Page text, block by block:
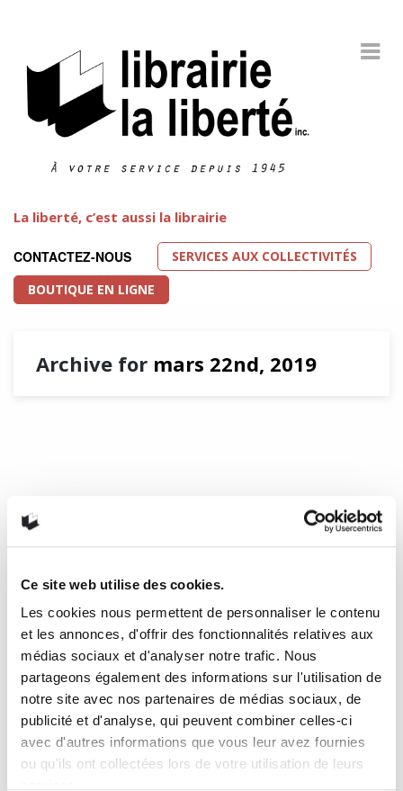
Ce site web utilise des cookies.
Les cookies nous permettent de personnaliser le contenu
et les annonces, d'offrir des fonctionnalités relatives aux
médias sociaux et d'analyser notre trafic. Nous
partageons également des informations sur l'utilisation de
notre site avec nos partenaires de médias sociaux, de
publicité et d'analyse, qui peuvent combiner celles-ci
avec d'autres informations que vous leur avez fournies
ou qu'ils ont collectées lors de votre utilisation de leurs
La liberté, c’est aussi la librairie
CONTACTEZ-NOUS
SERVICES AUX COLLECTIVITÉS
BOUTIQUE EN LIGNE
Archive for mars 22nd, 2019
Que faire quand un élève meurt subitement? Quand un
enfant disparaît sans avertissement? Comment réagir?
Comment rassurer les autres, leur expliquer qu’ils ne
questions qu’aborde Geneviève Piché dans son roman
Vingt-cinq moins un paru le mois dernier aux Éditions
Québec Amérique.
22 mars 2019